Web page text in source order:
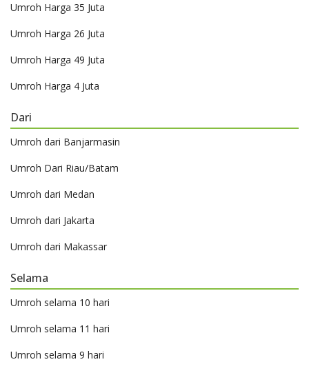
Umroh Harga 35 Juta
Umroh Harga 26 Juta
Umroh Harga 49 Juta
Umroh Harga 4 Juta
Dari
Umroh dari Banjarmasin
Umroh Dari Riau/Batam
Umroh dari Medan
Umroh dari Jakarta
Umroh dari Makassar
Selama
Umroh selama 10 hari
Umroh selama 11 hari
Umroh selama 9 hari